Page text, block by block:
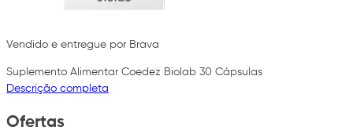
Vendido e entregue por Brava
Suplemento Alimentar Coedez Biolab 30 Cápsulas
Descrição completa
Ofertas